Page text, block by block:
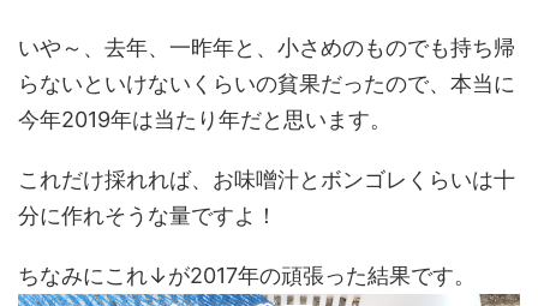
いや～、去年、一昨年と、小さめのものでも持ち帰
らないといけないくらいの貧果だったので、本当に
今年2019年は当たり年だと思います。
これだけ採れれば、お味噌汁とボンゴレくらいは十
分に作れそうな量ですよ！
ちなみにこれ↓が2017年の頑張った結果です。